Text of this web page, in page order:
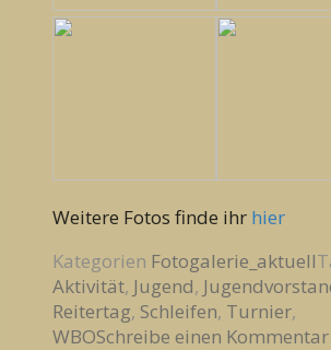
Weitere Fotos finde ihr hier
Kategorien Fotogalerie_aktuell
Aktivität, Jugend,
Reitertag, Schleifen, Turnier,
WBOSchreibe einen Kommentar